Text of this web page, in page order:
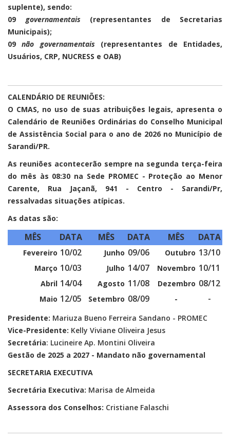
suplente), sendo:
09 governamentais (representantes de Secretarias
Municipais);
09 não governamentais (representantes de Entidades,
Usuários, CRP, NUCRESS e OAB)
CALENDÁRIO DE REUNIÕES:
O CMAS, no uso de suas atribuições legais, apresenta o
Calendário de Reuniões Ordinárias do Conselho Municipal
de Assistência Social para o ano de 2026 no Município de
Sarandi/PR.
As reuniões acontecerão sempre na segunda terça-feira
do mês às 08:30 na Sede PROMEC - Proteção ao Menor
Carente, Rua Jaçanã, 941 - Centro - Sarandi/Pr,
ressalvadas situações atípicas.
As datas são:
MÊS DATA MÊS DATA MÊS DATA
Fevereiro 10/02 Junho 09/06 Outubro 13/10
Março 10/03 Julho 14/07 Novembro 10/11
Abril 14/04 Agosto 11/08 Dezembro 08/12
Maio 12/05 Setembro 08/09 - -
Presidente: Mariuza Bueno Ferreira Sandano - PROMEC
Vice-Presidente: Kelly Viviane Oliveira Jesus
Secretária: Lucineire Ap. Montini Oliveira
Gestão de 2025 a 2027 - Mandato não governamental
SECRETARIA EXECUTIVA
Secretária Executiva: Marisa de Almeida
Assessora dos Conselhos: Cristiane Falaschi